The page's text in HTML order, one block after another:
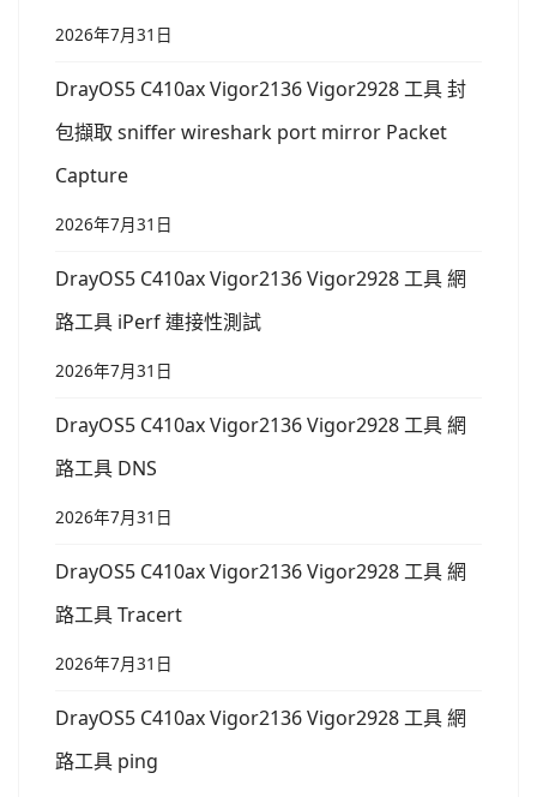
2026年7月31日
DrayOS5 C410ax Vigor2136 Vigor2928 工具 封
包擷取 sniffer wireshark port mirror Packet
Capture
2026年7月31日
DrayOS5 C410ax Vigor2136 Vigor2928 工具 網
路工具 iPerf 連接性測試
2026年7月31日
DrayOS5 C410ax Vigor2136 Vigor2928 工具 網
路工具 DNS
2026年7月31日
DrayOS5 C410ax Vigor2136 Vigor2928 工具 網
路工具 Tracert
2026年7月31日
DrayOS5 C410ax Vigor2136 Vigor2928 工具 網
路工具 ping